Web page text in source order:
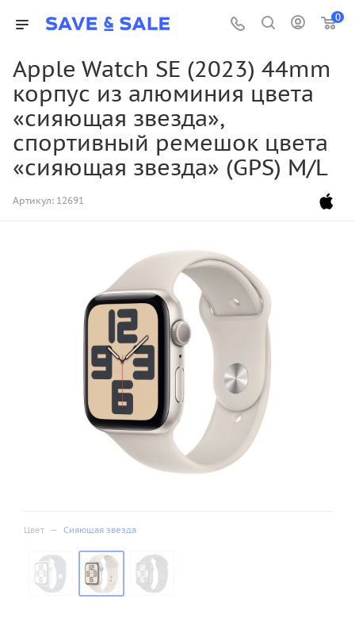
0
Apple Watch SE (2023) 44mm
корпус из алюминия цвета
«сияющая звезда»,
спортивный ремешок цвета
«сияющая звезда» (GPS) M/L
Артикул: 12691
Цвет — Сияющая звезда